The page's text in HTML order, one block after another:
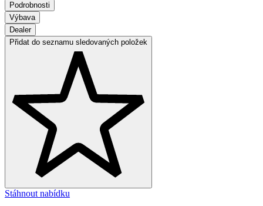
Podrobnosti
Výbava
Dealer
Přidat do seznamu sledovaných položek
Stáhnout nabídku